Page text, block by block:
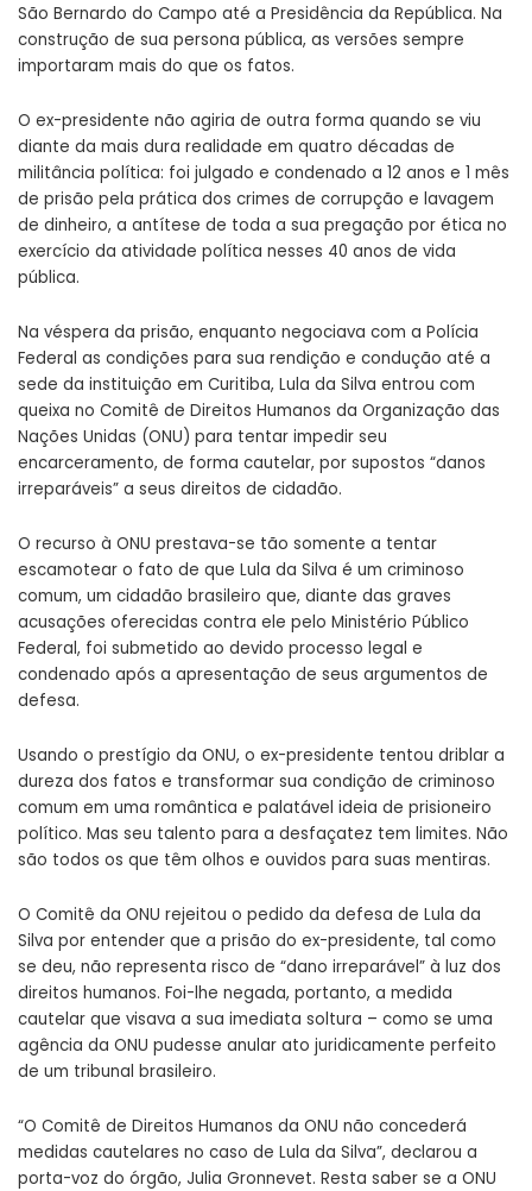
São Bernardo do Campo até a Presidência da República. Na
construção de sua persona pública, as versões sempre
importaram mais do que os fatos.
O ex-presidente não agiria de outra forma quando se viu
diante da mais dura realidade em quatro décadas de
militância política: foi julgado e condenado a 12 anos e 1 mês
de prisão pela prática dos crimes de corrupção e lavagem
de dinheiro, a antítese de toda a sua pregação por ética no
exercício da atividade política nesses 40 anos de vida
pública.
Na véspera da prisão, enquanto negociava com a Polícia
Federal as condições para sua rendição e condução até a
sede da instituição em Curitiba, Lula da Silva entrou com
queixa no Comitê de Direitos Humanos da Organização das
Nações Unidas (ONU) para tentar impedir seu
encarceramento, de forma cautelar, por supostos “danos
irreparáveis” a seus direitos de cidadão.
O recurso à ONU prestava-se tão somente a tentar
escamotear o fato de que Lula da Silva é um criminoso
comum, um cidadão brasileiro que, diante das graves
acusações oferecidas contra ele pelo Ministério Público
Federal, foi submetido ao devido processo legal e
condenado após a apresentação de seus argumentos de
defesa.
Usando o prestígio da ONU, o ex-presidente tentou driblar a
dureza dos fatos e transformar sua condição de criminoso
comum em uma romântica e palatável ideia de prisioneiro
político. Mas seu talento para a desfaçatez tem limites. Não
são todos os que têm olhos e ouvidos para suas mentiras.
O Comitê da ONU rejeitou o pedido da defesa de Lula da
Silva por entender que a prisão do ex-presidente, tal como
se deu, não representa risco de “dano irreparável” à luz dos
direitos humanos. Foi-lhe negada, portanto, a medida
cautelar que visava a sua imediata soltura – como se uma
agência da ONU pudesse anular ato juridicamente perfeito
de um tribunal brasileiro.
“O Comitê de Direitos Humanos da ONU não concederá
medidas cautelares no caso de Lula da Silva”, declarou a
porta-voz do órgão, Julia Gronnevet. Resta saber se a ONU